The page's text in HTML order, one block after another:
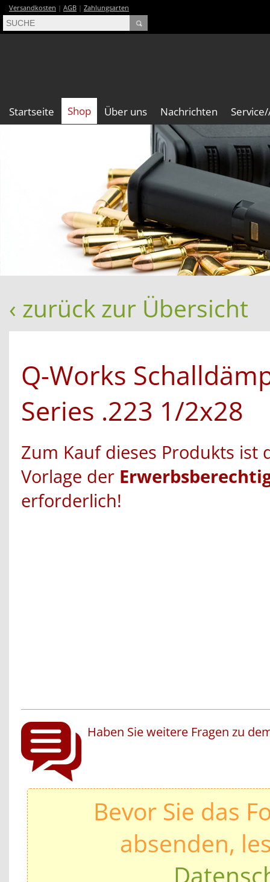
Versandkosten | AGB | Zahlungsarten
Startseite Shop Über uns Nachrichten
‹ zurück zur Übersicht
Q-Works
Series .223 1/2x28
Zum Kauf dieses Produkts ist
Vorlage der
erforderlich!
Haben Sie weitere Fragen zu
Bevor Sie das
absenden,